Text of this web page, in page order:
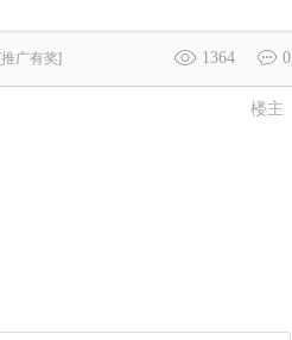
1364 0
广有奖]
楼主